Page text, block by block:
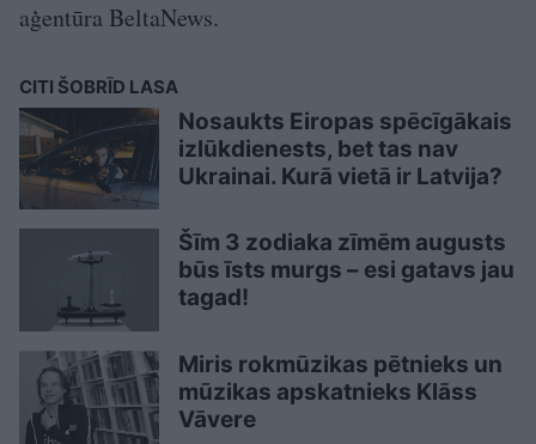
aģentūra BeltaNews.
CITI ŠOBRĪD LASA
Nosaukts Eiropas spēcīgākais
izlūkdienests, bet tas nav
Ukrainai. Kurā vietā ir Latvija?
Šīm 3 zodiaka zīmēm augusts
būs īsts murgs – esi gatavs jau
tagad!
Miris rokmūzikas pētnieks un
mūzikas apskatnieks Klāss
Vāvere